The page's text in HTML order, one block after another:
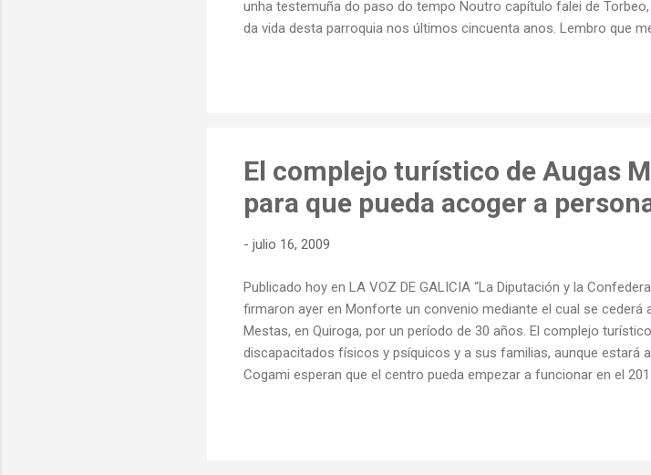
unha testemuña do paso do tempo Noutro capítulo falei de
da vida desta parroquia nos últimos cincuenta anos. Lembro que
tres carros cargados con trabes que sacara dos soutos que tiña
El complejo turístico de Augas
para que pueda acoger a
- julio 16, 2009
Publicado hoy en LA VOZ DE GALICIA “La Diputación y la
firmaron ayer en Monforte un convenio mediante el cual se
Mestas, en Quiroga, por un período de 30 años. El complejo
discapacitados físicos y psíquicos y a sus familias, aunque
Cogami esperan que el centro pueda empezar a funcionar en el